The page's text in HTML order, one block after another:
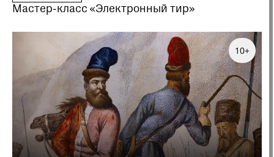
Мастер-класс «Электронный тир»
10+